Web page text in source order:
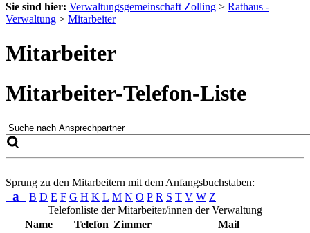
Sie sind hier: Verwaltungsgemeinschaft Zolling > Rathaus -
Verwaltung > Mitarbeiter
Mitarbeiter
Mitarbeiter-Telefon-Liste
Sprung zu den Mitarbeitern mit dem Anfangsbuchstaben:
a B D E F G H K L M N O P R S T V W Z
Telefonliste der Mitarbeiter/innen der Verwaltung
Name
Telefon Zimmer
Mail